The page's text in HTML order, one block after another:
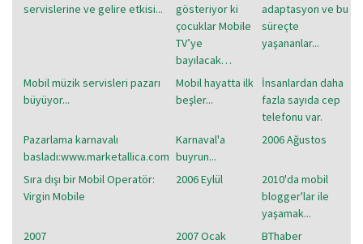
servislerine ve gelire etkisi...
gösteriyor ki
çocuklar Mobile
TV’ye
bayılacak…
adaptasyon ve bu
süreçte
yaşananlar...
Mobil müzik servisleri pazarı
büyüyor...
Mobil hayatta ilk
beşler...
İnsanlardan daha
fazla sayıda cep
telefonu var.
Pazarlama karnavalı
basladı:www.marketallica.com
Karnaval'a
buyrun...
2006 Ağustos
Sıra dışı bir Mobil Operatör:
Virgin Mobile
2006 Eylül
2010'da mobil
blogger'lar ile
yaşamak...
2007
2007 Ocak
BThaber